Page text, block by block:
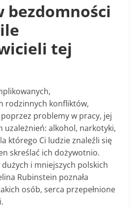
bezdomności
tej
rodzinnych konfliktów,
problemy w pracy, jej
uzależnień: alkohol, narkotyki,
którego Ci ludzie znaleźli się
skreślać ich dożywotnio.
i mniejszych polskich
Rubinstein poznała
osób, serca przepełnione